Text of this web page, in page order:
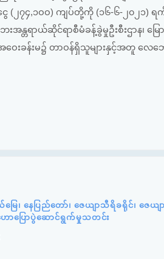
ေ (၂၇၄,၁ဝဝ) ကျပ်တို့ကို (၁၆-၆-၂၀၂၁)
ေးအန္တရာယ်ဆိုင်ရာစီမံခန့်ခွဲမှုဦးစီးဌာန၊ မ
ေးခန်းမ၌ တာဝန်ရှိသူများနှင့်အတူ လ
ြေ၊ နေပြည်တော်၊ ဇေယျာသီရိခရိုင်၊ ဇေ
ာပြောပွဲဆောင်ရွက်မှုသတင်း